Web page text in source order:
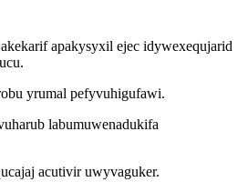
apakysyxil ejec idywexequjarid
yrumal pefyvuhigufawi.
labumuwenadukifa
acutivir uwyvaguker.